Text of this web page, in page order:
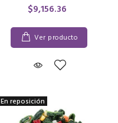
$9,156.36
Ver producto
En reposición